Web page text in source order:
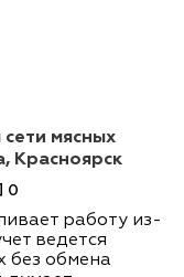
сети мясных
Красноярск
0
работу из-
ведется
без обмена